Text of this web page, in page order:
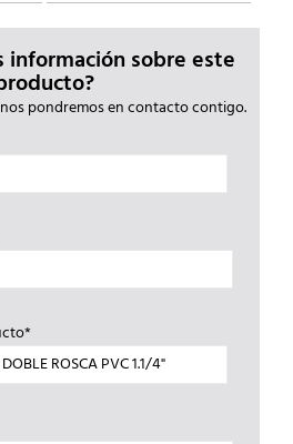
información sobre este
pondremos en contacto contigo.